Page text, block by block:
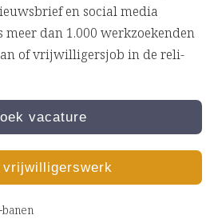
en social media
dan 1.000 werkzoekenden
of vrijwilligersjob in de reli-
vacature
vrijwilligerswerk